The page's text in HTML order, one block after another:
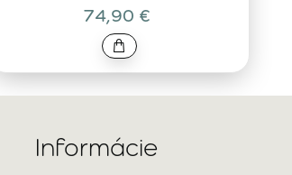
74,90 €
Informácie